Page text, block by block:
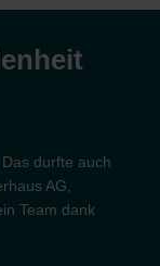
durfte auch
AG,
Team dank